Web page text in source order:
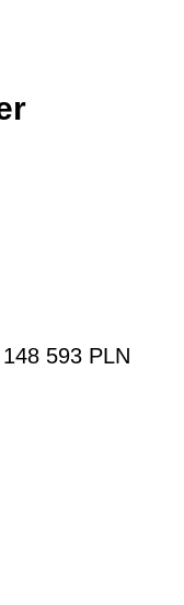
148 593 PLN